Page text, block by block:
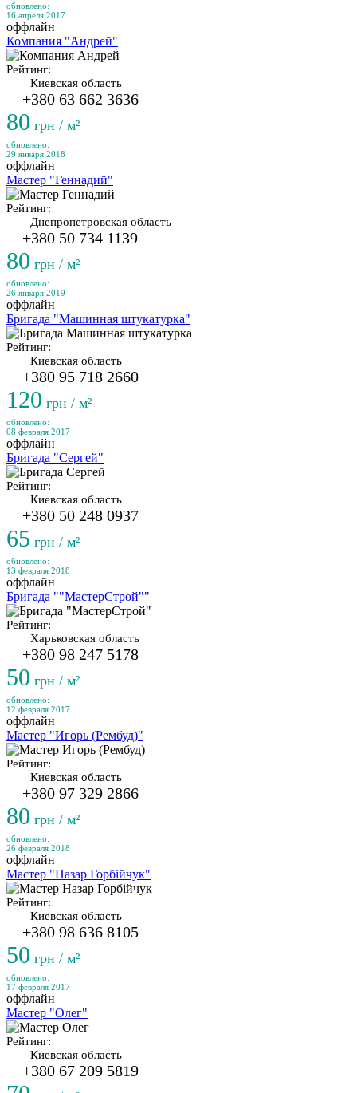
обновлено:
16 апреля 2017
оффлайн
Компания "Андрей"
Рейтинг:
Киевская область
+380 63 662 3636
80 грн / м²
обновлено:
29 января 2018
оффлайн
Мастер "Геннадий"
Рейтинг:
Днепропетровская область
+380 50 734 1139
80 грн / м²
обновлено:
26 января 2019
оффлайн
Бригада "Машинная штукатурка"
Рейтинг:
Киевская область
+380 95 718 2660
120 грн / м²
обновлено:
08 февраля 2017
оффлайн
Бригада "Сергей"
Рейтинг:
Киевская область
+380 50 248 0937
65 грн / м²
обновлено:
13 февраля 2018
оффлайн
Бригада ""МастерСтрой""
Рейтинг:
Харьковская область
+380 98 247 5178
50 грн / м²
обновлено:
12 февраля 2017
оффлайн
Мастер "Игорь (Рембуд)"
Рейтинг:
Киевская область
+380 97 329 2866
80 грн / м²
обновлено:
26 февраля 2018
оффлайн
Мастер "Назар Горбійчук"
Рейтинг:
Киевская область
+380 98 636 8105
50 грн / м²
обновлено:
17 февраля 2017
оффлайн
Мастер "Олег"
Рейтинг:
Киевская область
+380 67 209 5819